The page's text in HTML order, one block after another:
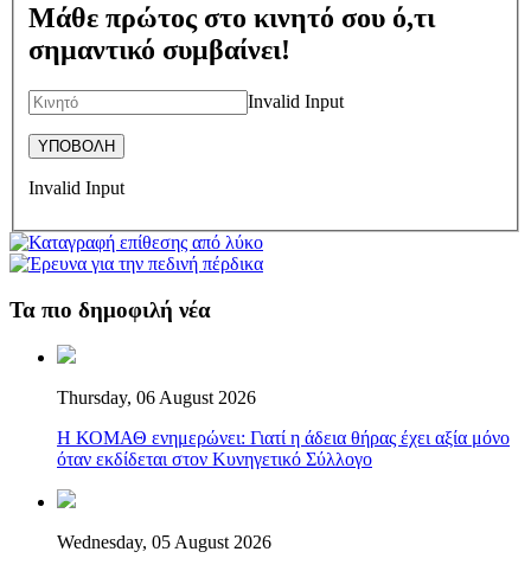
Μάθε πρώτος στο κινητό σου ό,τι
σημαντικό συμβαίνει!
Invalid Input
Invalid Input
Τα πιο δημοφιλή νέα
Thursday, 06 August 2026
Η ΚΟΜΑΘ ενημερώνει: Γιατί η άδεια θήρας έχει αξία μόνο
όταν εκδίδεται στον Κυνηγετικό Σύλλογο
Wednesday, 05 August 2026